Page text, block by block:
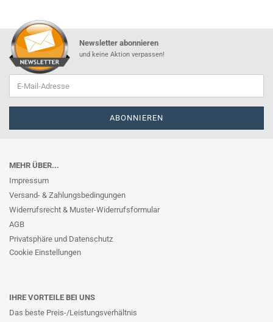
Newsletter abonnieren
und keine Aktion verpassen!
MEHR ÜBER...
Impressum
Versand- & Zahlungsbedingungen
Widerrufsrecht & Muster-Widerrufsformular
AGB
Privatsphäre und Datenschutz
Cookie Einstellungen
IHRE VORTEILE BEI UNS
Das beste Preis-/Leistungsverhältnis